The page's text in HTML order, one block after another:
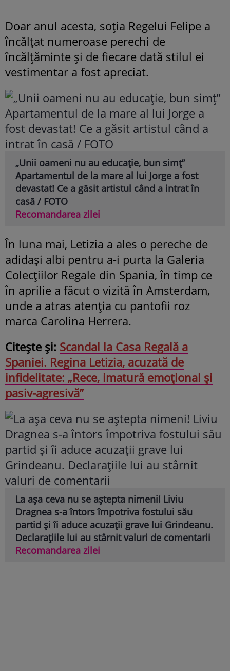
Doar anul acesta, soția Regelui Felipe a
încălțat numeroase perechi de
încălțăminte și de fiecare dată stilul ei
vestimentar a fost apreciat.
„Unii oameni nu au educație, bun simț”
Apartamentul de la mare al lui Jorge a fost
devastat! Ce a găsit artistul când a intrat în
casă / FOTO
Recomandarea zilei
În luna mai, Letizia a ales o pereche de
adidași albi pentru a-i purta la Galeria
Colecțiilor Regale din Spania, în timp ce
în aprilie a făcut o vizită în Amsterdam,
unde a atras atenția cu pantofii roz
marca Carolina Herrera.
Citește și: Scandal la Casa Regală a
Spaniei. Regina Letizia, acuzată de
infidelitate: „Rece, imatură emoțional și
pasiv-agresivă”
La așa ceva nu se aștepta nimeni! Liviu
Dragnea s-a întors împotriva fostului său
partid și îi aduce acuzații grave lui Grindeanu.
Declarațiile lui au stârnit valuri de comentarii
Recomandarea zilei